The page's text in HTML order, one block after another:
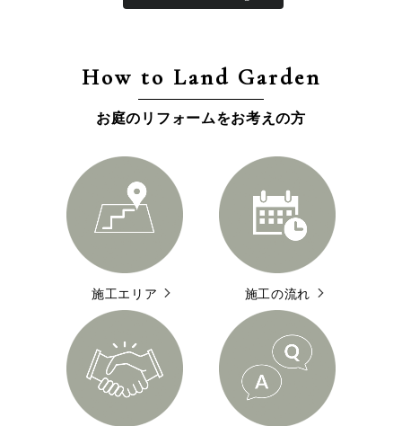
How to Land Garden
お庭のリフォームをお考えの方
施工エリア 施工の流れ